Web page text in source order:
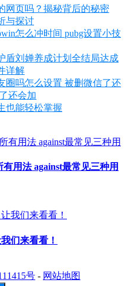
网页吗？揭秘背后的秘密
与探讨
怎么冲时间 pubg设置小技
盾刘婵养成计划全结局达成
详解
圈吗怎么设置 被删微信了还
还会加
也能轻松掌握
用法 against最常见三种用
们来看看！
号 - 网站地图